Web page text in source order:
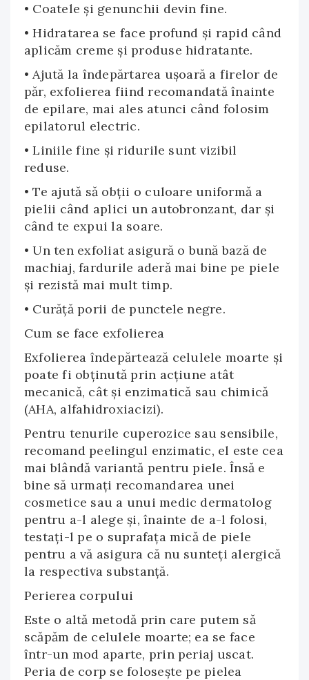
• Coatele şi genunchii devin fine.
• Hidratarea se face profund şi rapid când
aplicăm creme şi produse hidratante.
• Ajută la îndepărtarea uşoară a firelor de
păr, exfolierea fiind recomandată înainte
de epilare, mai ales atunci când folosim
epilatorul electric.
• Liniile fine şi ridurile sunt vizibil
reduse.
• Te ajută să obţii o culoare uniformă a
pielii când aplici un autobronzant, dar şi
când te expui la soare.
• Un ten exfoliat asigură o bună bază de
machiaj, fardurile aderă mai bine pe piele
şi rezistă mai mult timp.
• Curăţă porii de punctele negre.
Cum se face exfolierea
Exfolierea îndepărtează celulele moarte și
poate fi obţinută prin acţiune atât
mecanică, cât şi enzimatică sau chimică
(AHA, alfahidroxiacizi).
Pentru tenurile cuperozice sau sensibile,
recomand peelingul enzimatic, el este cea
mai blândă variantă pentru piele. Însă e
bine să urmaţi recomandarea unei
cosmetice sau a unui medic dermatolog
pentru a-l alege şi, înainte de a-l folosi,
testaţi-l pe o suprafaţa mică de piele
pentru a vă asigura că nu sunteţi alergică
la respectiva substanţă.
Perierea corpului
Este o altă metodă prin care putem să
scăpăm de celulele moarte; ea se face
într-un mod aparte, prin periaj uscat.
Peria de corp se foloseşte pe pielea